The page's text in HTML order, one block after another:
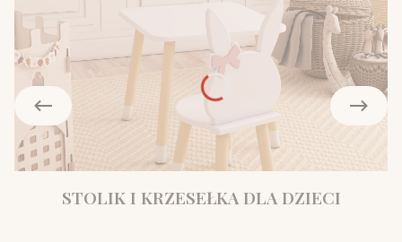
STOLIK I KRZESEŁKA DLA DZIECI